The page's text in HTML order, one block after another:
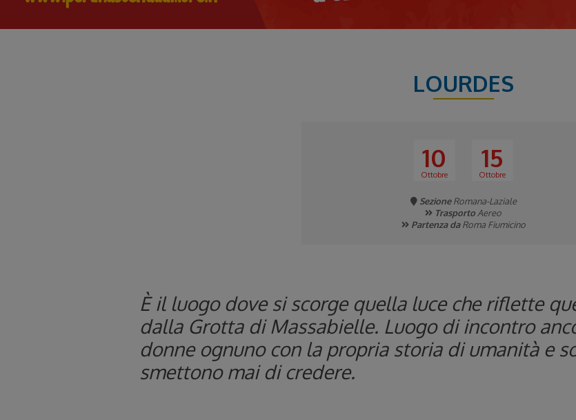
LOURDES
10
Ottobre
15
Ottobre
SezioneRomana-Laziale
Trasporto Aereo
Partenza daRoma Fiumicino
È il luogo dove si scorge quella luce che riflette
dalla Grotta di Massabielle. Luogo di incontro
donne ognuno con la propria storia di umanità e
smettono mai di credere.